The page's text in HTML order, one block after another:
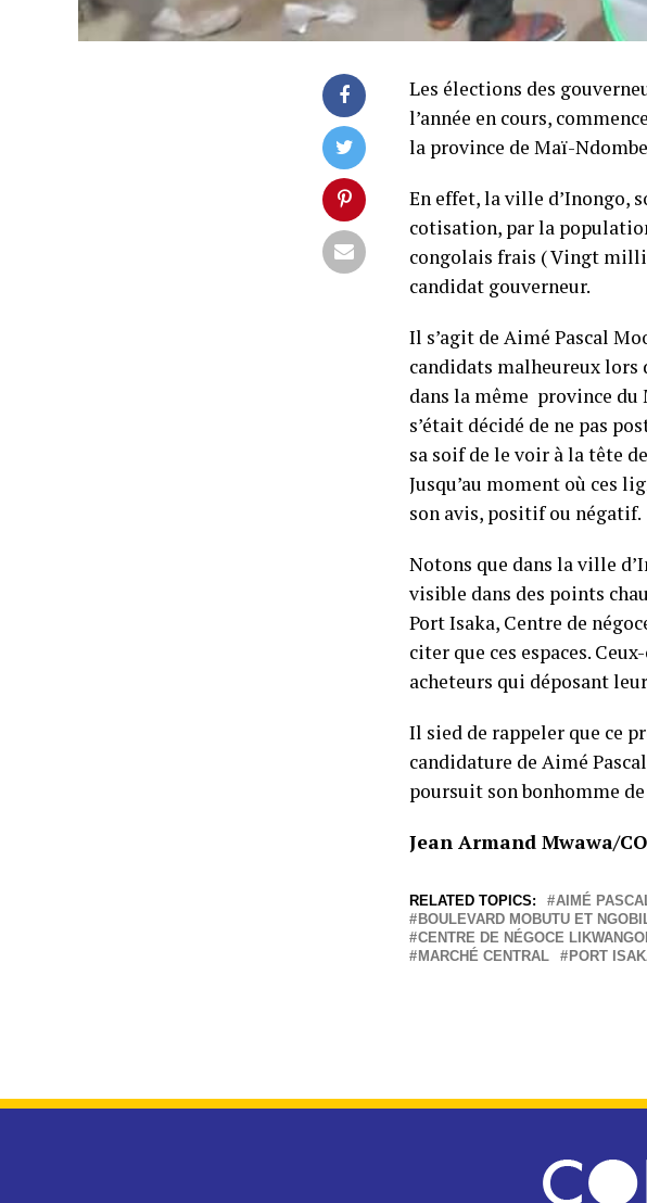
Les élections des
l’année en cours,
la province de Maï-
En effet, la ville d’Inongo,
cotisation, par la
congolais frais ( Vingt
candidat gouverneur.
Il s’agit de Aimé Pascal
candidats malheureux lors
dans la même province du
s’était décidé de ne pas
sa soif de le voir à la tête
Jusqu’au moment où ces
son avis, positif ou négatif.
Notons que dans la ville
visible dans des points
Port Isaka, Centre de
citer que ces espaces.
acheteurs qui déposant
Il sied de rappeler que ce
candidature de Aimé
poursuit son bonhomme
Jean Armand Mwawa/
RELATED TOPICS: AIMÉ
BOULEVARD MOBUTU ET
CENTRE DE NÉGOCE
MARCHÉ CENTRAL
PORT